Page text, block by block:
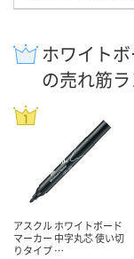
ホワイトボ
の売れ筋
アスクル ホワイトボード
マーカー 中字丸芯 使い切
りタイプ …